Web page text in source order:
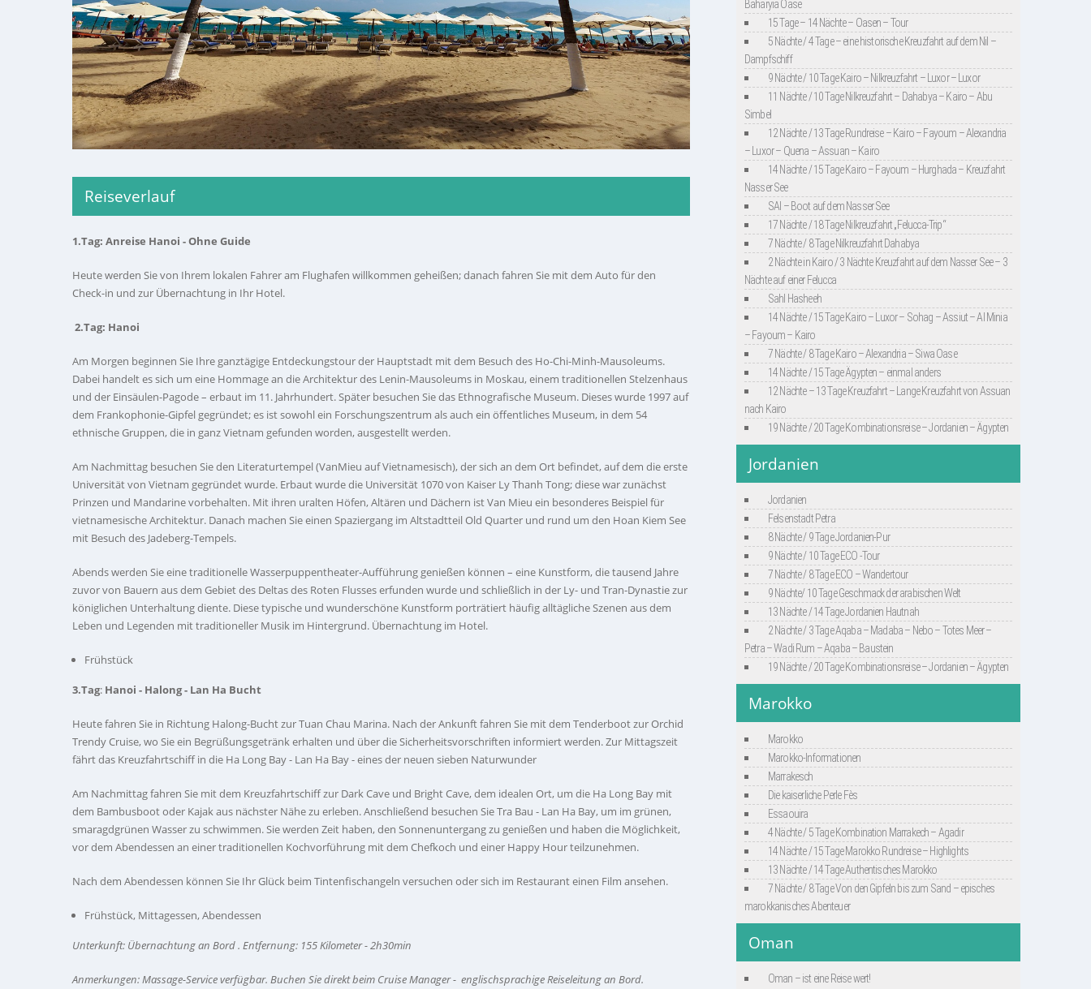
Reiseverlauf
1.Tag: Anreise Hanoi - Ohne Guide
Heute werden Sie von Ihrem lokalen Fahrer am Flughafen willkommen geheißen; danach fahren Sie mit dem Auto für den
Check-in und zur Übernachtung in Ihr Hotel.
2.Tag: Hanoi
Am Morgen beginnen Sie Ihre ganztägige Entdeckungstour der Hauptstadt mit dem Besuch des Ho-Chi-Minh-Mausoleums.
Dabei handelt es sich um eine Hommage an die Architektur des Lenin-Mausoleums in Moskau, einem traditionellen Stelzenhaus
und der Einsäulen-Pagode – erbaut im 11. Jahrhundert. Später besuchen Sie das Ethnografische Museum. Dieses wurde 1997 auf
dem Frankophonie-Gipfel gegründet; es ist sowohl ein Forschungszentrum als auch ein öffentliches Museum, in dem 54
ethnische Gruppen, die in ganz Vietnam gefunden worden, ausgestellt werden.
Am Nachmittag besuchen Sie den Literaturtempel (VanMieu auf Vietnamesisch), der sich an dem Ort befindet, auf dem die erste
Universität von Vietnam gegründet wurde. Erbaut wurde die Universität 1070 von Kaiser Ly Thanh Tong; diese war zunächst
Prinzen und Mandarine vorbehalten. Mit ihren uralten Höfen, Altären und Dächern ist Van Mieu ein besonderes Beispiel für
vietnamesische Architektur. Danach machen Sie einen Spaziergang im Altstadtteil Old Quarter und rund um den Hoan Kiem See
mit Besuch des Jadeberg-Tempels.
Abends werden Sie eine traditionelle Wasserpuppentheater-Aufführung genießen können – eine Kunstform, die tausend Jahre
zuvor von Bauern aus dem Gebiet des Deltas des Roten Flusses erfunden wurde und schließlich in der Ly- und Tran-Dynastie zur
königlichen Unterhaltung diente. Diese typische und wunderschöne Kunstform porträtiert häufig alltägliche Szenen aus dem
Leben und Legenden mit traditioneller Musik im Hintergrund. Übernachtung im Hotel.
Frühstück
3.Tag: Hanoi - Halong - Lan Ha Bucht
Heute fahren Sie in Richtung Halong-Bucht zur Tuan Chau Marina. Nach der Ankunft fahren Sie mit dem Tenderboot zur Orchid
Trendy Cruise, wo Sie ein Begrüßungsgetränk erhalten und über die Sicherheitsvorschriften informiert werden. Zur Mittagszeit
fährt das Kreuzfahrtschiff in die Ha Long Bay - Lan Ha Bay - eines der neuen sieben Naturwunder
Am Nachmittag fahren Sie mit dem Kreuzfahrtschiff zur Dark Cave und Bright Cave, dem idealen Ort, um die Ha Long Bay mit
dem Bambusboot oder Kajak aus nächster Nähe zu erleben. Anschließend besuchen Sie Tra Bau - Lan Ha Bay, um im grünen,
smaragdgrünen Wasser zu schwimmen. Sie werden Zeit haben, den Sonnenuntergang zu genießen und haben die Möglichkeit,
vor dem Abendessen an einer traditionellen Kochvorführung mit dem Chefkoch und einer Happy Hour teilzunehmen.
Nach dem Abendessen können Sie Ihr Glück beim Tintenfischangeln versuchen oder sich im Restaurant einen Film ansehen.
Frühstück, Mittagessen, Abendessen
Unterkunft: Übernachtung an Bord . Entfernung: 155 Kilometer - 2h30min
Anmerkungen: Massage-Service verfügbar. Buchen Sie direkt beim Cruise Manager - englischsprachige Reiseleitung an Bord.
Baharyia Oase
15 Tage – 14 Nächte – Oasen – Tour
5 Nächte / 4 Tage – eine historische Kreuzfahrt auf dem Nil –
Dampfschiff
9 Nächte / 10 Tage Kairo – Nilkreuzfahrt – Luxor – Luxor
11 Nächte / 10 Tage Nilkreuzfahrt – Dahabya – Kairo – Abu
Simbel
12 Nächte / 13 Tage Rundreise – Kairo – Fayoum – Alexandria
– Luxor – Quena – Assuan – Kairo
14 Nächte / 15 Tage Kairo – Fayoum – Hurghada – Kreuzfahrt
Nasser See
SAI – Boot auf dem Nasser See
17 Nächte / 18 Tage Nilkreuzfahrt „Felucca-Trip“
7 Nächte / 8 Tage Nilkreuzfahrt Dahabya
2 Nächte in Kairo / 3 Nächte Kreuzfahrt auf dem Nasser See – 3
Nächte auf einer Felucca
Sahl Hasheeh
14 Nächte / 15 Tage Kairo – Luxor – Sohag – Assiut – Al Minia
– Fayoum – Kairo
7 Nächte / 8 Tage Kairo – Alexandria – Siwa Oase
14 Nächte / 15 Tage Ägypten – einmal anders
12 Nächte – 13 Tage Kreuzfahrt – Lange Kreuzfahrt von Assuan
nach Kairo
19 Nächte / 20 Tage Kombinationsreise – Jordanien – Ägypten
Jordanien
Jordanien
Felsenstadt Petra
8 Nächte / 9 Tage Jordanien-Pur
9 Nächte / 10 Tage ECO -Tour
7 Nächte / 8 Tage ECO – Wandertour
9 Nächte/ 10 Tage Geschmack der arabischen Welt
13 Nächte / 14 Tage Jordanien Hautnah
2 Nächte / 3 Tage Aqaba – Madaba – Nebo – Totes Meer –
Petra – Wadi Rum – Aqaba – Baustein
19 Nächte / 20 Tage Kombinationsreise – Jordanien – Ägypten
Marokko
Marokko
Marokko-Informationen
Marrakesch
Die kaiserliche Perle Fès
Essaouira
4 Nächte / 5 Tage Kombination Marrakech – Agadir
14 Nächte / 15 Tage Marokko Rundreise – Highlights
13 Nächte / 14 Tage Authentisches Marokko
7 Nächte / 8 Tage Von den Gipfeln bis zum Sand – episches
marokkanisches Abenteuer
Oman
Oman – ist eine Reise wert!